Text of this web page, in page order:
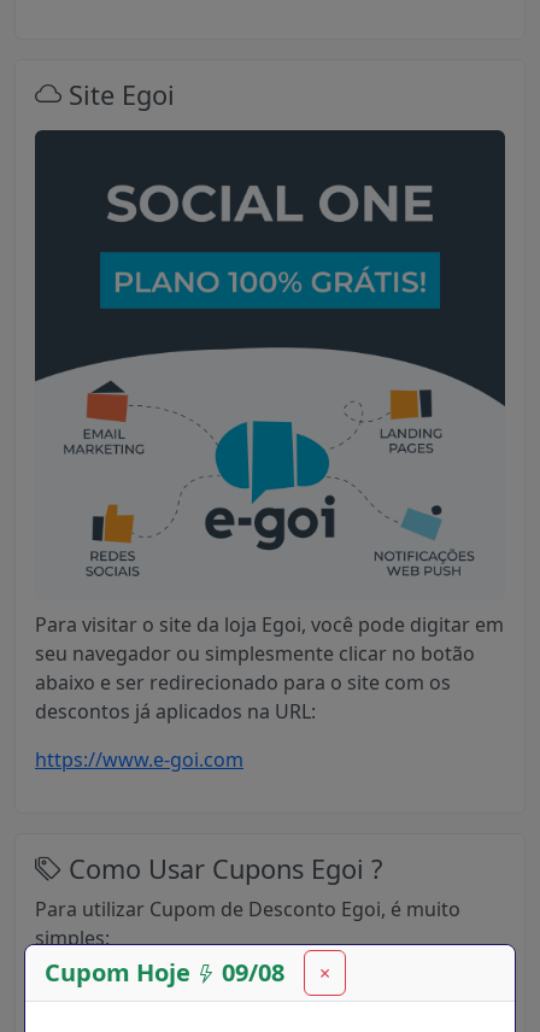
Cupom Hoje 09/08 ×
Site Egoi
Para visitar o site da loja Egoi, você pode digitar em
seu navegador ou simplesmente clicar no botão
abaixo e ser redirecionado para o site com os
descontos já aplicados na URL:
https://www.e-goi.com
Como Usar Cupons Egoi ?
Para utilizar Cupom de Desconto Egoi, é muito
simples:
Primeiro você precisa digitar aqui no Cupom